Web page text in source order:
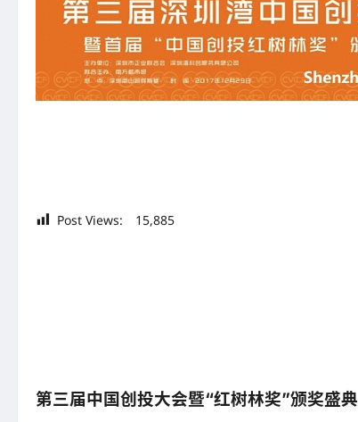
Post Views: 15,885
第三届中国创投大会暨“红树林奖”颁奖盛典